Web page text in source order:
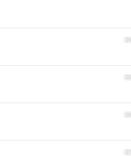
24
25
26
27